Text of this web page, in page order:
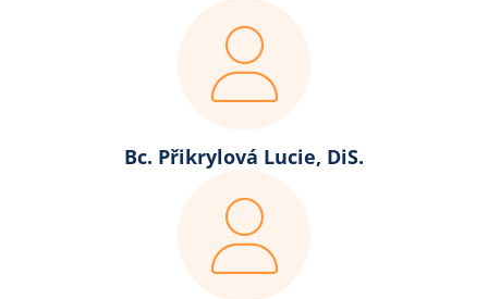
Bc. Přikrylová Lucie, DiS.